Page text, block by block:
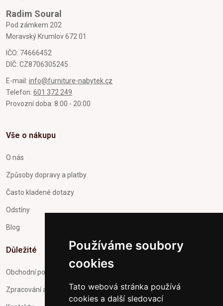
Používáme soubory
cookies
Tato webová stránka používá
cookies a další sledovací
Radim Soural
Pod zámkem 202
Moravský Krumlov 672 01
IČO: 74666452
DIČ: CZ8706305245
E-mail: info@furniture-nabytek.cz
Telefon: 601 372 249
Provozní doba: 8:00 - 20:00
Vše o nákupu
O nás
Způsoby dopravy a platby
Často kladené dotazy
Odstíny
Blog
Důležité
Obchodní podmínky
Zpracování a ochrana osobních údajů